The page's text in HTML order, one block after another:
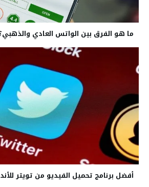
ما هو الفرق بين الواتس العادي
أفضل برنامج تحميل الفيديو من تويتر